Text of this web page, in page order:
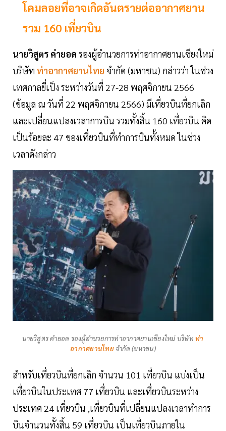
โคมลอยที่อาจเกิดอันตรายต่ออากาศยาน
รวม 160 เที่ยวบิน
นายวิสูตร คำยอด รองผู้อำนวยการท่าอากาศยานเชียงใหม่
บริษัท ท่าอากาศยานไทย จำกัด (มหาชน) กล่าวว่า ในช่วง
เทศกาลยี่เป็ง ระหว่างวันที่ 27-28 พฤศจิกายน 2566
(ข้อมูล ณ วันที่ 22 พฤศจิกายน 2566) มีเที่ยวบินที่ยกเลิก
และเปลี่ยนแปลงเวลาการบิน รวมทั้งสิ้น 160 เที่ยวบิน คิด
เป็นร้อยละ 47 ของเที่ยวบินที่ทำการบินทั้งหมด ในช่วง
เวลาดังกล่าว
นายวิสูตร คำยอด รองผู้อำนวยการท่าอากาศยานเชียงใหม่ บริษัท ท่า
อากาศยานไทย จำกัด (มหาชน)
สำหรับเที่ยวบินที่ยกเลิก จำนวน 101 เที่ยวบิน แบ่งเป็น
เที่ยวบินในประเทศ 77 เที่ยวบิน และเที่ยวบินระหว่าง
ประเทศ 24 เที่ยวบิน ,เที่ยวบินที่เปลี่ยนแปลงเวลาทำการ
บินจำนวนทั้งสิ้น 59 เที่ยวบิน เป็นเที่ยวบินภายใน